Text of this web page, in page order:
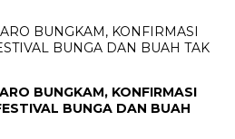
BUNGKAM, KONFIRMASI
BUNGA DAN BUAH